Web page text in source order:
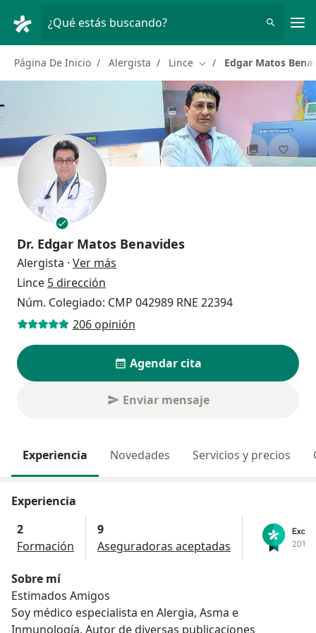
¿Qué estás buscando?
Página De Inicio Alergista Lince Cambiar de ciudad
Edgar Matos
Dr. Edgar Matos Benavides
Alergista · Ver más
Lince 5 dirección
Núm. Colegiado: CMP 042989 RNE 22394
206 opinión
Agendar cita
Enviar mensaje
Experiencia Novedades Servicios y precios
Experiencia
2
Formación
9
Aseguradoras aceptadas
Sobre mí
Estimados Amigos
Soy médico especialista en Alergia, Asma e
Inmunología. Autor de diversas publicaciones